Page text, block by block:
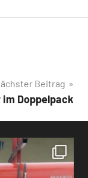
Beitrag
Doppelpack